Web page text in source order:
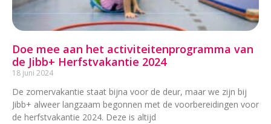
Doe mee aan het activiteitenprogramma van
de Jibb+ Herfstvakantie 2024
18 juni 2024
De zomervakantie staat bijna voor de deur, maar we zijn bij
Jibb+ alweer langzaam begonnen met de voorbereidingen voor
de herfstvakantie 2024. Deze is altijd